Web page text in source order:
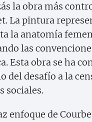
la obra más
La pintura
la anatomía
las
Esta obra se ha
del desafío a la
sociales.
enfoque de